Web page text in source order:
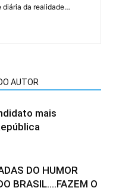
diária da realidade…
AUTOR
mais
DO HUMOR
BRASIL….FAZEM O